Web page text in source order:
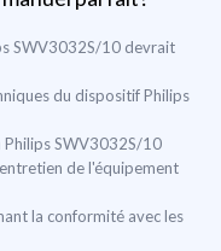
SWV3032S/10 devrait
du dispositif Philips
SWV3032S/10
de l'équipement
la conformité avec les